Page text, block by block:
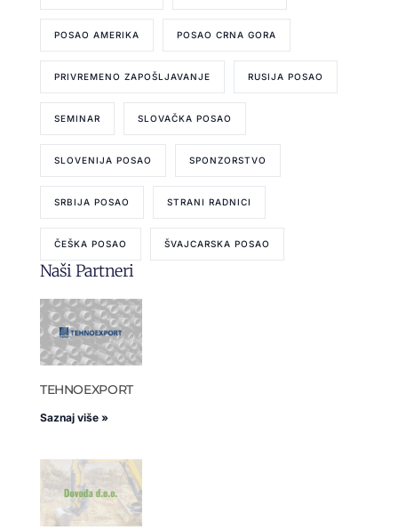
POSAO AMERIKA POSAO CRNA GORA
PRIVREMENO ZAPOŠLJAVANJE RUSIJA POSAO
SEMINAR SLOVAČKA POSAO
SLOVENIJA POSAO SPONZORSTVO
SRBIJA POSAO STRANI RADNICI
ČEŠKA POSAO ŠVAJCARSKA POSAO
Naši Partneri
TEHNOEXPORT
Saznaj više »